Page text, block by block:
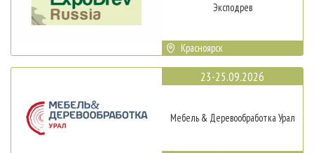
Эксподрев
Красноярск
23-25.09.2026
Мебель & Деревообработка Урал